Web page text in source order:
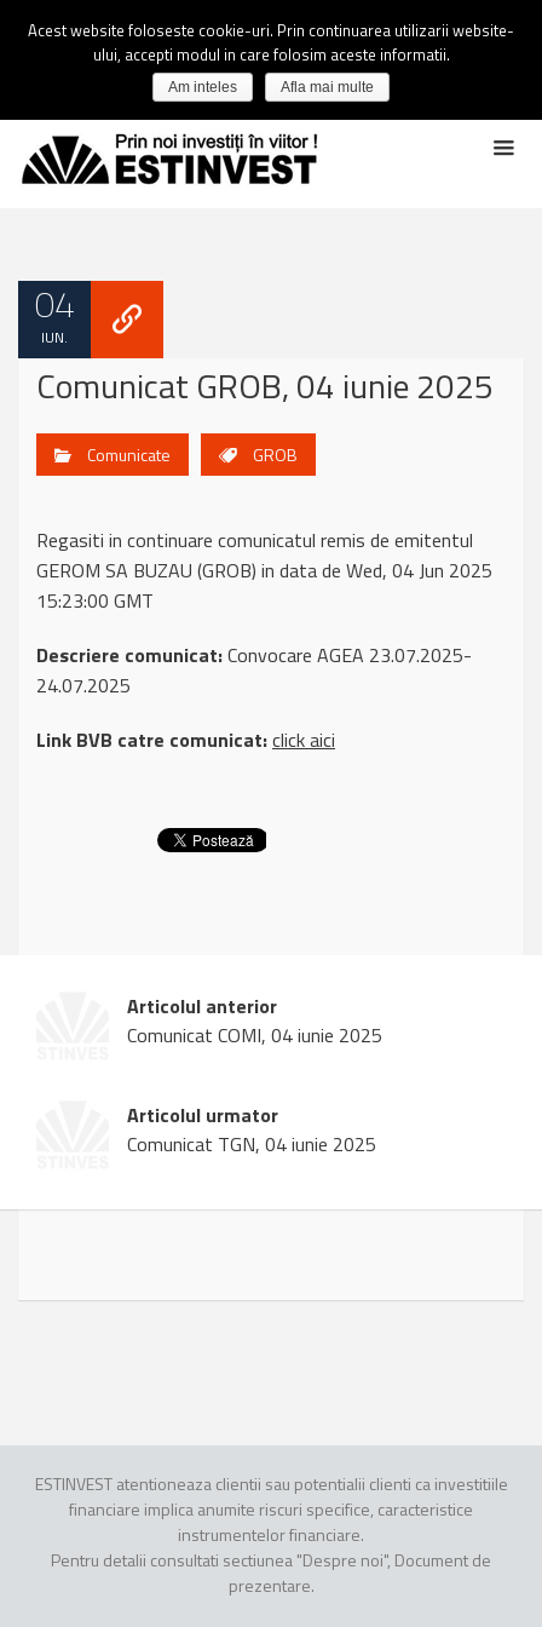
04
IUN.
Comunicat GROB, 04 iunie 2025
Comunicate GROB
Regasiti in continuare comunicatul remis de emitentul
GEROM SA BUZAU (GROB) in data de Wed, 04 Jun 2025
15:23:00 GMT
Descriere comunicat:Convocare AGEA 23.07.2025-
24.07.2025
Link BVB catre comunicat:click aici
Articolul anterior
Comunicat COMI, 04 iunie 2025
Articolul urmator
Comunicat TGN, 04 iunie 2025
ESTINVEST atentioneaza clientii sau potentialii clienti ca investitiile
financiare implica anumite riscuri specifice, caracteristice
instrumentelor financiare.
Pentru detalii consultati sectiunea "Despre noi", Document de
prezentare.
Acest website foloseste cookie-uri. Prin continuarea utilizarii website-
ului, accepti modul in care folosim aceste informatii.
Am inteles Afla mai multe